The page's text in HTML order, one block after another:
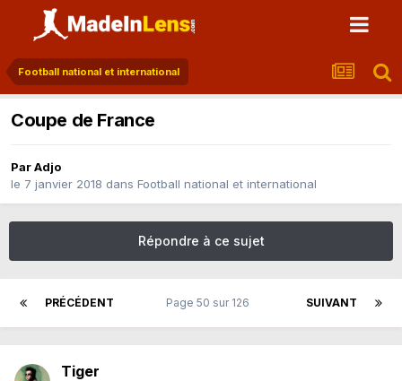
Football national et international
Coupe de France
ParAdjo
le 7 janvier 2018 dans Football national et international
Répondre à ce sujet
PRÉCÉDENT SUIVANT
Page 50 sur 126
Tiger